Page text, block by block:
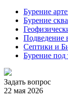
Бурение
Бурение
Подведение
Септики и
Бурение под
Задать вопрос
22 мая 2026